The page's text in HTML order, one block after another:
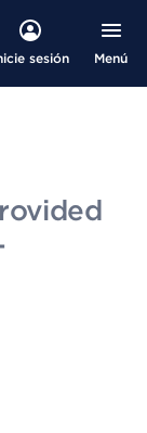
sesión Menú